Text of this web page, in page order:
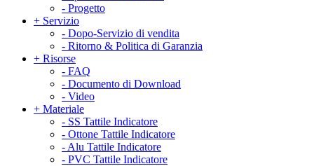
- Progetto
+ Servizio
- Dopo-Servizio di vendita
- Ritorno & Politica di Garanzia
+ Risorse
- FAQ
- Documento di Download
- Video
+ Materiale
- SS Tattile Indicatore
- Ottone Tattile Indicatore
- Alu Tattile Indicatore
- PVC Tattile Indicatore